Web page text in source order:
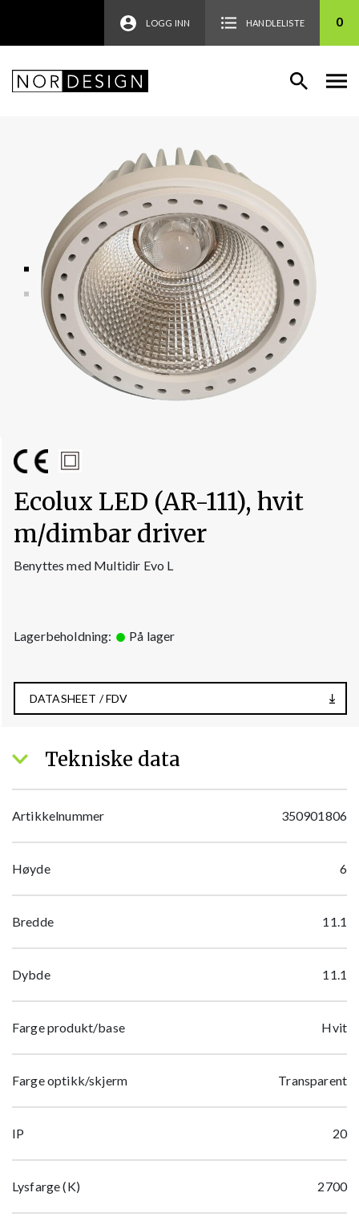
LOGG INN HANDLELISTE 0
Ecolux LED (AR-111), hvit
m/dimbar driver
Benyttes med Multidir Evo L
Lagerbeholdning: På lager
DATASHEET / FDV
Tekniske data
Artikkelnummer 350901806
Høyde 6
Bredde 11.1
Dybde 11.1
Farge produkt/base Hvit
Farge optikk/skjerm Transparent
IP 20
Lysfarge (K) 2700